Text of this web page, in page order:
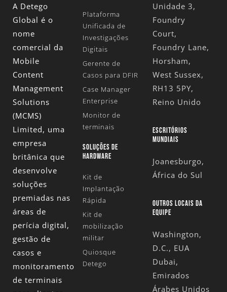
A Detego
Global é o
nome
comercial da
Mobile
Content
Management
Solutions
(MCMS)
Limited, uma
empresa
britânica que
desenvolve
soluções
premiadas nas
áreas de
perícia digital,
gestão de
casos e
monitoramento
de terminais
Plataforma
Unificada de
Investigações
Digitais
Gerente de
Casos para DFIR
Case Manager
Enterprise
Monitor de
terminais
SOLUÇÕES DE
HARDWARE
Kit de
Implantação
Rápida
Kit de
mobilização
militar
Quiosque
Detego
Unidade 3,
Foundry
Court,
Foundry Lane,
Horsham,
West Sussex,
RH13 5PY,
Reino Unido
ESCRITÓRIOS
MUNDIAIS
Joanesburgo,
África do Sul
OUTROS LOCAIS DA
EQUIPE
Washington,
D.C., EUA
Dubai,
Emirados
Árabes Unidos